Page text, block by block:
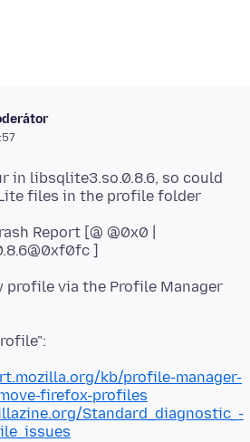
in libsqlite3.so.0.8.6, so could
Report [@ @0x0 |
]
profile via the Profile Manager
kb/profile-manager-
firefox-profiles
Standard_diagnostic_-